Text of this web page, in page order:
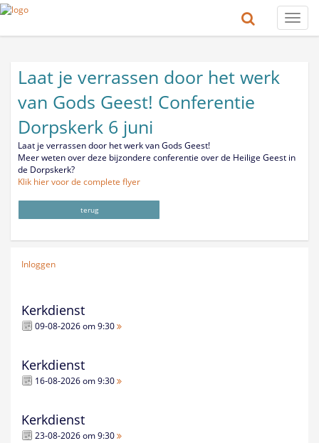
Toggle
Laat je verrassen door het werk
van Gods Geest! Conferentie
Dorpskerk 6 juni
Laat je verrassen door het werk van Gods Geest!
Meer weten over deze bijzondere conferentie over de Heilige Geest in
de Dorpskerk?
Klik hier voor de complete flyer
terug
Inloggen
Kerkdienst
09-08-2026 om 9:30
Kerkdienst
16-08-2026 om 9:30
Kerkdienst
23-08-2026 om 9:30